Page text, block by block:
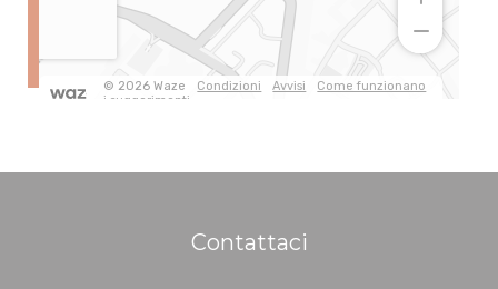
Contattaci